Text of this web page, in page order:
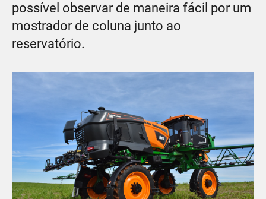
possível observar de maneira fácil por um
mostrador de coluna junto ao
reservatório.